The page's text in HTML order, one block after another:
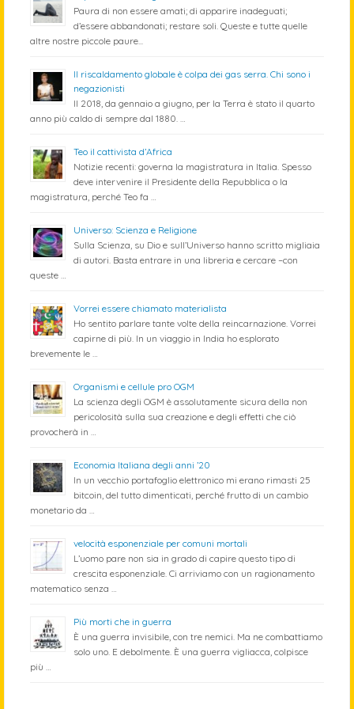
Paura di non essere amati; di apparire inadeguati;
d’essere abbandonati; restare soli. Queste e tutte quelle
altre nostre piccole paure...
Il riscaldamento globale è colpa dei gas serra. Chi sono i
negazionisti
Il 2018, da gennaio a giugno, per la Terra è stato il quarto
anno più caldo di sempre dal 1880. …
Teo il cattivista d’Africa
Notizie recenti: governa la magistratura in Italia. Spesso
deve intervenire il Presidente della Repubblica o la
magistratura, perché Teo fa …
Universo: Scienza e Religione
Sulla Scienza, su Dio e sull’Universo hanno scritto migliaia
di autori. Basta entrare in una libreria e cercare –con
queste …
Vorrei essere chiamato materialista
Ho sentito parlare tante volte della reincarnazione. Vorrei
capirne di più. In un viaggio in India ho esplorato
brevemente le …
Organismi e cellule pro OGM
La scienza degli OGM è assolutamente sicura della non
pericolosità sulla sua creazione e degli effetti che ciò
provocherà in …
Economia Italiana degli anni ’20
In un vecchio portafoglio elettronico mi erano rimasti 25
bitcoin, del tutto dimenticati, perché frutto di un cambio
monetario da …
velocità esponenziale per comuni mortali
L’uomo pare non sia in grado di capire questo tipo di
crescita esponenziale. Ci arriviamo con un ragionamento
matematico senza …
Più morti che in guerra
È una guerra invisibile, con tre nemici. Ma ne combattiamo
solo uno. E debolmente. È una guerra vigliacca, colpisce
più …